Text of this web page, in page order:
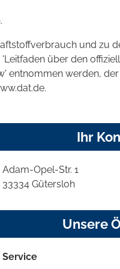
und zu
über den
entnommen werden,
Ihr
Adam-Opel-Str. 1
33334 Gütersloh
Unsere
Service